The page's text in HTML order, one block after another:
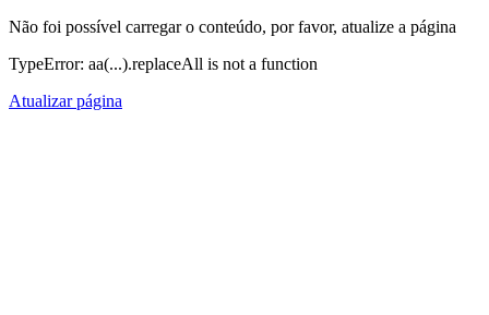
Não foi possível carregar o conteúdo, por favor, atualize a página
TypeError: aa(...).replaceAll is not a function
Atualizar página